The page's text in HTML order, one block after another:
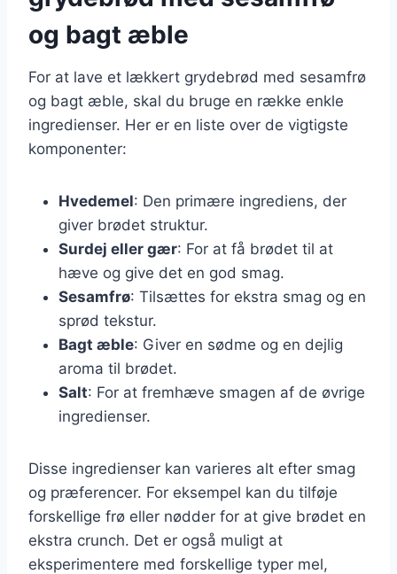
og bagt æble
For at lave et lækkert grydebrød med sesamfrø
og bagt æble, skal du bruge en række enkle
ingredienser. Her er en liste over de vigtigste
komponenter:
Hvedemel: Den primære ingrediens, der
giver brødet struktur.
Surdej eller gær: For at få brødet til at
hæve og give det en god smag.
Sesamfrø: Tilsættes for ekstra smag og en
sprød tekstur.
Bagt æble: Giver en sødme og en dejlig
aroma til brødet.
Salt: For at fremhæve smagen af de øvrige
ingredienser.
Disse ingredienser kan varieres alt efter smag
og præferencer. For eksempel kan du tilføje
forskellige frø eller nødder for at give brødet en
ekstra crunch. Det er også muligt at
eksperimentere med forskellige typer mel,